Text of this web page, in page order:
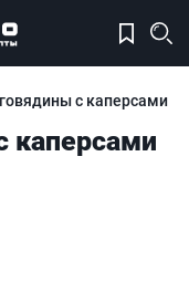
с каперсами
каперсами